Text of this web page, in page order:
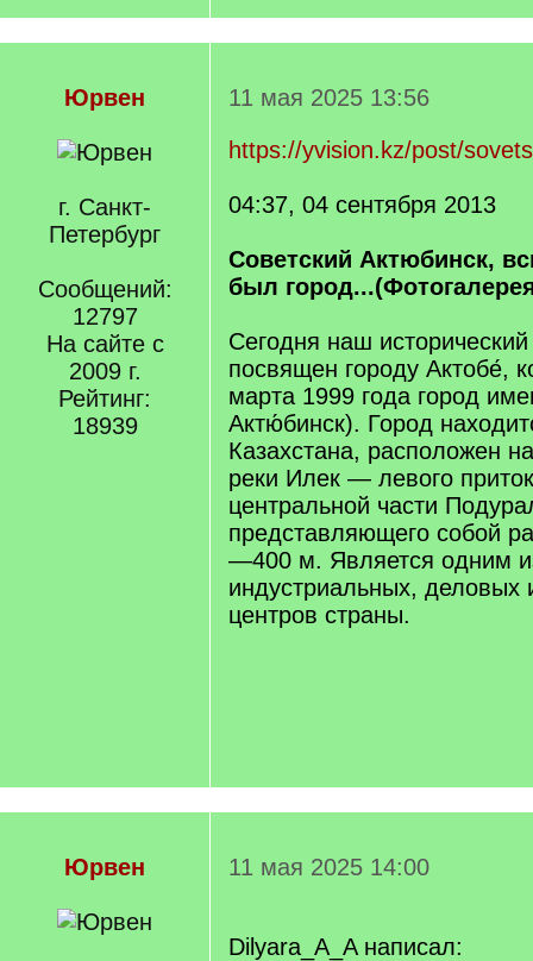
Юрвен
г. Санкт-
Петербург
Сообщений:
12797
На сайте с
2009 г.
Рейтинг:
18939
11 мая 2025 13:56
https://yvision.kz/post/
04:37, 04 сентября 2013
Советский Актюбинск,
был
Сегодня наш
посвящен городу Актобе́,
марта 1999 года город
Актю́бинск). Город
Казахстана, расположен
реки Илек — левого
центральной части
представляющего собой
—400 м. Является одним
индустриальных, деловых
центров страны.
Юрвен 11 мая 2025 14:00
Dilyara_A_A написал: